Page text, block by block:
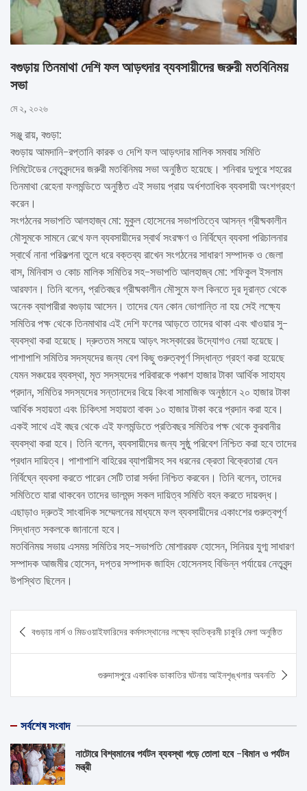
বগুড়ায় তিনমাথা দেশি ফল আড়ৎদার ব্যবসায়ীদের জরুরী মতবিনিময়
সভা
মে ২, ২০২৬
সঞ্জু রায়, বগুড়া:
বগুড়ায় আমদানি-রপ্তানি কারক ও দেশি ফল আড়ৎদার মালিক সমবায় সমিতি
লিমিটেডের নেতৃবৃন্দদের জরুরী মতবিনিময় সভা অনুষ্ঠিত হয়েছে। শনিবার দুপুরে শহরের
তিনমাথা রেহেনা ফলমন্ডিতে অনুষ্ঠিত এই সভায় প্রায় অর্ধশতাধিক ব্যবসায়ী অংশগ্রহণ
করেন।
সংগঠনের সভাপতি আলহাজ্ব মো: মুকুল হোসেনের সভাপতিত্বে আসন্ন গ্রীষ্মকালীন
মৌসুমকে সামনে রেখে ফল ব্যবসায়ীদের স্বার্থ সংরক্ষণ ও নির্বিঘ্নে ব্যবসা পরিচালনার
স্বার্থে নানা পরিকল্পনা তুলে ধরে বক্তব্য রাখেন সংগঠনের সাধারণ সম্পাদক ও জেলা
বাস, মিনিবাস ও কোচ মালিক সমিতির সহ-সভাপতি আলহাজ্ব মো: শফিকুল ইসলাম
আরফান। তিনি বলেন, প্রতিবছর গ্রীষ্মকালীন মৌসুমে ফল কিনতে দূর দূরান্ত থেকে
অনেক ব্যাপারীরা বগুড়ায় আসেন। তাদের যেন কোন ভোগান্তি না হয় সেই লক্ষ্যে
সমিতির পক্ষ থেকে তিনমাথার এই দেশি ফলের আড়তে তাদের থাকা এবং খাওয়ার সু-
ব্যবস্থা করা হয়েছে। দ্রুততম সময়ে আড়ৎ সংস্কারের উদ্যোগও নেয়া হয়েছে।
পাশাপাশি সমিতির সদস্যদের জন্য বেশ কিছু গুরুত্বপূর্ণ সিদ্ধান্ত গ্রহণ করা হয়েছে
যেমন সঞ্চয়ের ব্যবস্থা, মৃত সদস্যদের পরিবারকে পঞ্চাশ হাজার টাকা আর্থিক সাহায্য
প্রদান, সমিতির সদস্যদের সন্তানদের বিয়ে কিংবা সামাজিক অনুষ্ঠানে ২০ হাজার টাকা
আর্থিক সহায়তা এবং চিকিৎসা সহায়তা বাবদ ১০ হাজার টাকা করে প্রদান করা হবে।
একই সাথে এই বছর থেকে এই ফলমন্ডিতে প্রতিবছর সমিতির পক্ষ থেকে কুরবানীর
ব্যবস্থা করা হবে। তিনি বলেন, ব্যবসায়ীদের জন্য সুষ্ঠু পরিবেশ নিশ্চিত করা হবে তাদের
প্রধান দায়িত্ব। পাশাপাশি বাহিরের ব্যাপারীসহ সব ধরনের ক্রেতা বিক্রেতারা যেন
নির্বিঘ্নে ব্যবসা করতে পারেন সেটি তারা সর্বদা নিশ্চিত করবেন। তিনি বলেন, তাদের
সমিতিতে যারা থাকবেন তাদের ভালমন্দ সকল দায়িত্ব সমিতি বহন করতে দায়বদ্ধ।
এছাড়াও দ্রুতই সাংবাদিক সম্মেলনের মাধ্যমে ফল ব্যবসায়ীদের একাংশের গুরুত্বপূর্ণ
সিদ্ধান্ত সকলকে জানানো হবে।
মতবিনিময় সভায় এসময় সমিতির সহ-সভাপতি মোশাররফ হোসেন, সিনিয়র যুগ্ম সাধারণ
সম্পাদক আজমীর হোসেন, দপ্তর সম্পাদক জাহিদ হোসেনসহ বিভিন্ন পর্যায়ের নেতৃবৃন্দ
উপস্থিত ছিলেন।
navigation
বগুড়ায় নার্স ও মিডওয়াইফারিদের কর্মসংস্থানের লক্ষ্যে ব্যতিক্রমী চাকুরি মেলা অনুষ্ঠিত
গুরুদাসপুুরে একাধিক ডাকাতির ঘটনায় আইনশৃঙ্খলার অবনতি
সর্বশেষ সংবাদ
নাটোরে বিশ্বমানের পর্যটন ব্যবস্থা গড়ে তোলা হবে -বিমান ও পর্যটন
মন্ত্রী